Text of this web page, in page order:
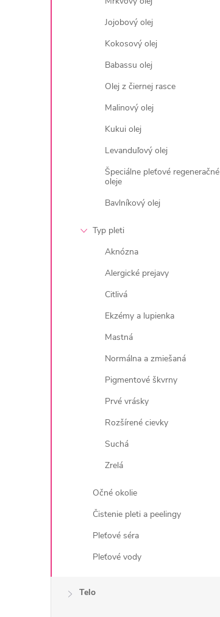
Jojobový olej
Kokosový olej
Babassu olej
Olej z čiernej rasce
Malinový olej
Kukui olej
Levanduľový olej
Špeciálne pleťové regeneračné
oleje
Bavlníkový olej
Typ pleti
Aknózna
Alergické prejavy
Citlivá
Ekzémy a lupienka
Mastná
Normálna a zmiešaná
Pigmentové škvrny
Prvé vrásky
Rozšírené cievky
Suchá
Zrelá
Očné okolie
Čistenie pleti a peelingy
Pleťové séra
Pleťové vody
Telo